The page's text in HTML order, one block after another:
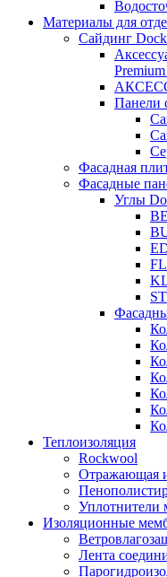
Материалы для
Сайдинг
Панели
Фасадная
Фасадные
Углы
Теплоизоляция
Rockwool
Отражающая
Уплотнители
Изоляционные
Лента